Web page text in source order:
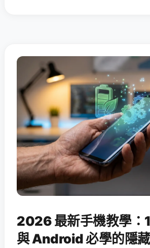
2026 最新手機教學：
與 Android 必學的隱